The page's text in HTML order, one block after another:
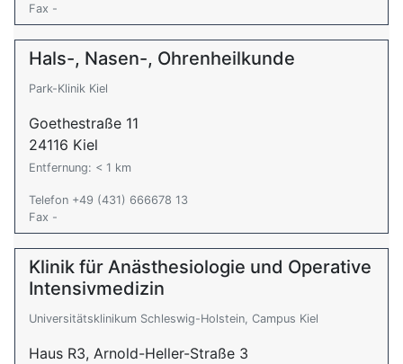
Fax -
Hals-, Nasen-, Ohrenheilkunde
Park-Klinik Kiel
Goethestraße 11
24116 Kiel
Entfernung: < 1 km
Telefon +49 (431) 666678 13
Fax -
Klinik für Anästhesiologie und Operative
Intensivmedizin
Universitätsklinikum Schleswig-Holstein, Campus Kiel
Haus R3, Arnold-Heller-Straße 3